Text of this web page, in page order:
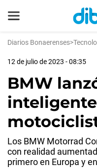
Diarios Bonaerenses>
12 de julio de 2023 - 08:35
BMW
Los BMW Motorrad
con realidad
primero en Europa y